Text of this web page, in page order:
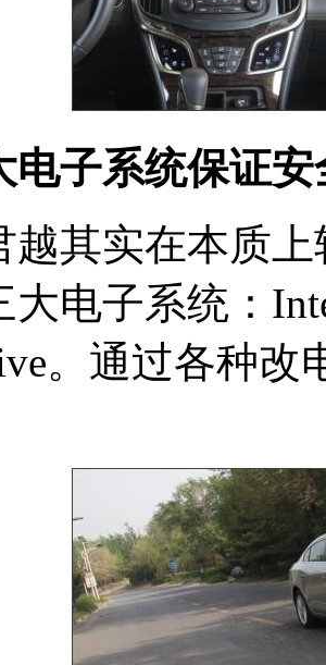
子系统保证安
实在本质上
大电子系统：
。通过各种改